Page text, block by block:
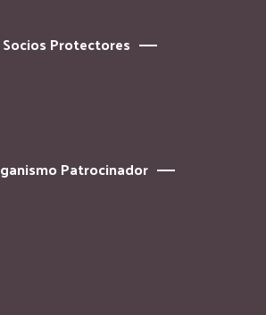
Socios Protectores
Patrocinador